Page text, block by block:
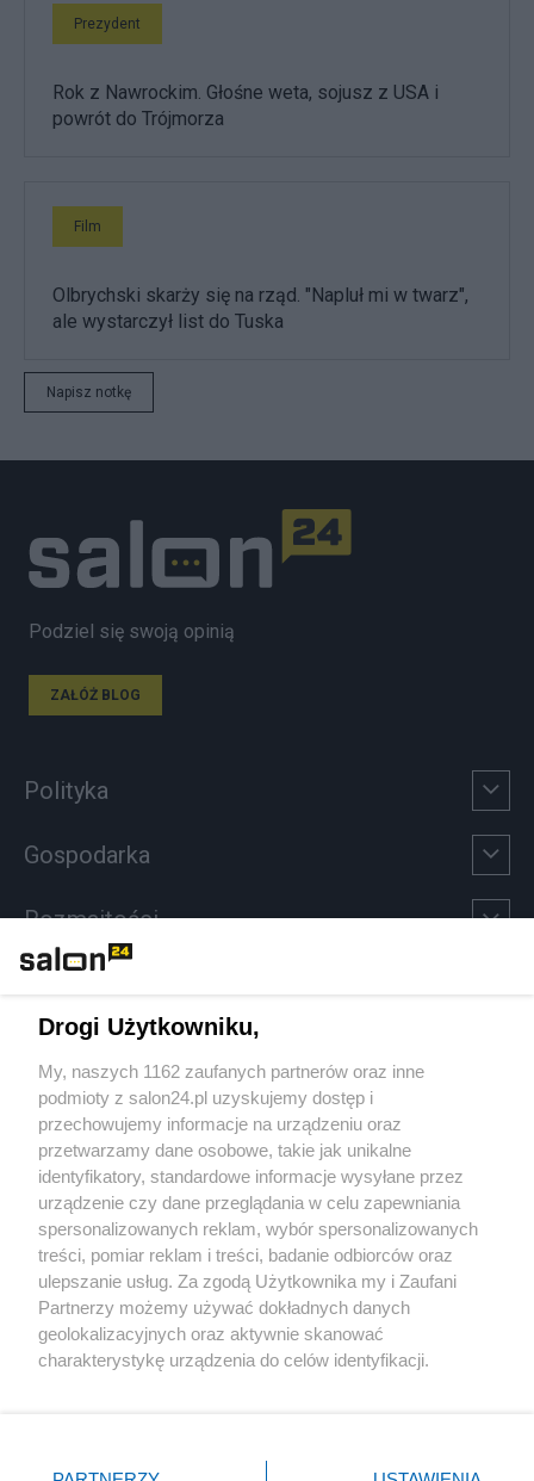
Prezydent
Rok z Nawrockim. Głośne weta, sojusz z USA i
powrót do Trójmorza
Film
Olbrychski skarży się na rząd. "Napluł mi w twarz",
ale wystarczył list do Tuska
Napisz notkę
Podziel się swoją opinią
ZAŁÓŻ BLOG
Polityka
Gospodarka
Rozmaitości
Sport
Społeczeństwo
Kultura
X Facebook Instagram Youtube
Drogi Użytkowniku,
My, naszych 1162 zaufanych partnerów oraz inne
podmioty z salon24.pl uzyskujemy dostęp i
przechowujemy informacje na urządzeniu oraz
przetwarzamy dane osobowe, takie jak unikalne
identyfikatory, standardowe informacje wysyłane przez
urządzenie czy dane przeglądania w celu zapewniania
spersonalizowanych reklam, wybór spersonalizowanych
treści, pomiar reklam i treści, badanie odbiorców oraz
ulepszanie usług. Za zgodą Użytkownika my i Zaufani
Partnerzy możemy używać dokładnych danych
geolokalizacyjnych oraz aktywnie skanować
charakterystykę urządzenia do celów identyfikacji.
zmienić/wycofać klikając przycisk ustawień prywatności